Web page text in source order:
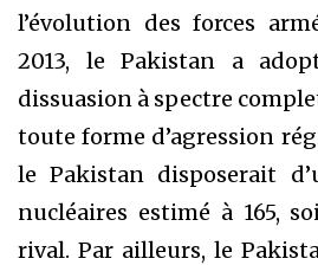
l’évolution des forces
2013, le Pakistan a
dissuasion à spectre
toute forme d’agression
le Pakistan disposerait
nucléaires estimé à 165,
rival. Par ailleurs, le